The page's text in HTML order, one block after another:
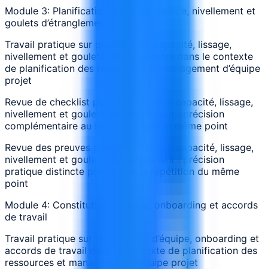
Module 3: Planification capacité, lissage, nivellement et
goulets d’étranglement
Travail pratique sur planification capacité, lissage,
nivellement et goulets d’étranglement dans le contexte
de planification des ressources et management d’équipe
projet
Revue de checklist pour Planification capacité, lissage,
nivellement et goulets d’étranglement : précision
complémentaire au lieu de répéter le même point
Revue des preuves pour Planification capacité, lissage,
nivellement et goulets d’étranglement : précision
pratique distincte pour éviter la répétition du même
point
Module 4: Constitution d’équipe, onboarding et accords
de travail
Travail pratique sur constitution d’équipe, onboarding et
accords de travail dans le contexte de planification des
ressources et management d’équipe projet